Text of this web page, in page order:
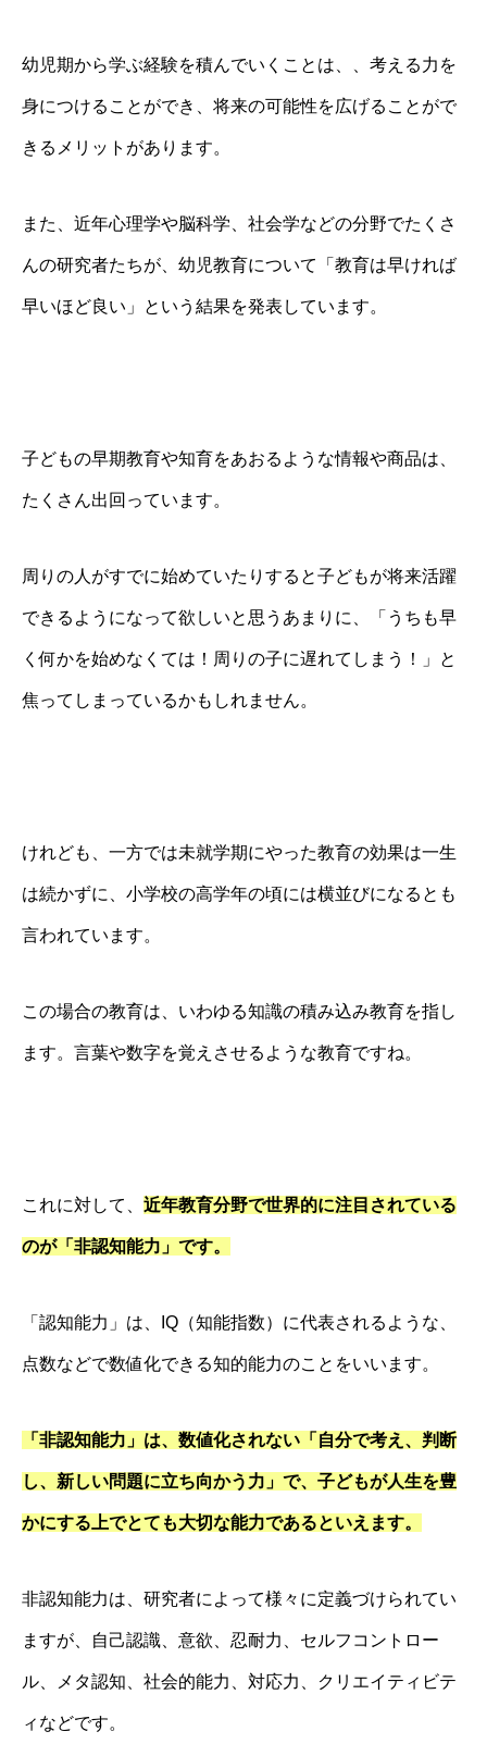
幼児期から学ぶ経験を積んでいくことは、、考える力を
身につけることができ、将来の可能性を広げることがで
きるメリットがあります。
また、近年心理学や脳科学、社会学などの分野でたくさ
んの研究者たちが、幼児教育について「教育は早ければ
早いほど良い」という結果を発表しています。
子どもの早期教育や知育をあおるような情報や商品は、
たくさん出回っています。
周りの人がすでに始めていたりすると子どもが将来活躍
できるようになって欲しいと思うあまりに、「うちも早
く何かを始めなくては！周りの子に遅れてしまう！」と
焦ってしまっているかもしれません。
けれども、一方では未就学期にやった教育の効果は一生
は続かずに、小学校の高学年の頃には横並びになるとも
言われています。
この場合の教育は、いわゆる知識の積み込み教育を指し
ます。言葉や数字を覚えさせるような教育ですね。
これに対して、 近年教育分野で世界的に注目されている
のが「非認知能力」です。
「認知能力」は、IQ（知能指数）に代表されるような、
点数などで数値化できる知的能力のことをいいます。
「非認知能力」は、数値化されない「自分で考え、判断
し、新しい問題に立ち向かう力」で、子どもが人生を豊
かにする上でとても大切な能力であるといえます。
非認知能力は、研究者によって様々に定義づけられてい
ますが、自己認識、意欲、忍耐力、セルフコントロー
ル、メタ認知、社会的能力、対応力、クリエイティビテ
ィなどです。